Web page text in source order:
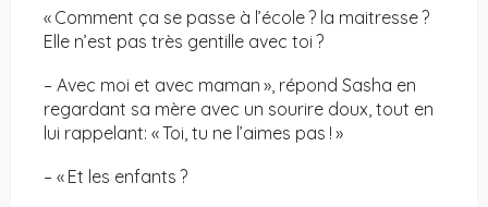
« Comment ça se passe à l’école ? la maitresse ?
Elle n’est pas très gentille avec toi ?
– Avec moi et avec maman », répond Sasha en
regardant sa mère avec un sourire doux, tout en
lui rappelant: « Toi, tu ne l’aimes pas ! »
– « Et les enfants ?